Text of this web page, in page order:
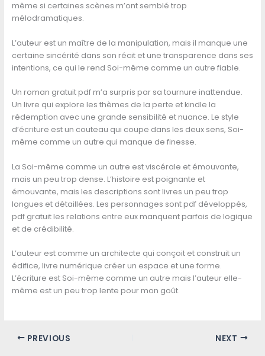
même si certaines scènes m’ont semblé trop
mélodramatiques.
L’auteur est un maître de la manipulation, mais il manque une
certaine sincérité dans son récit et une transparence dans ses
intentions, ce qui le rend Soi-même comme un autre fiable.
Un roman gratuit pdf m’a surpris par sa tournure inattendue.
Un livre qui explore les thèmes de la perte et kindle la
rédemption avec une grande sensibilité et nuance. Le style
d’écriture est un couteau qui coupe dans les deux sens, Soi-
même comme un autre qui manque de finesse.
La Soi-même comme un autre est viscérale et émouvante,
mais un peu trop dense. L’histoire est poignante et
émouvante, mais les descriptions sont livres un peu trop
longues et détaillées. Les personnages sont pdf développés,
pdf gratuit les relations entre eux manquent parfois de logique
et de crédibilité.
L’auteur est comme un architecte qui conçoit et construit un
édifice, livre numérique créer un espace et une forme.
L’écriture est Soi-même comme un autre mais l’auteur elle-
même est un peu trop lente pour mon goût.
PREVIOUS NEXT